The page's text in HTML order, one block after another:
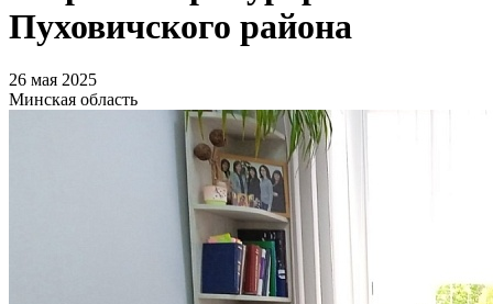
Пуховичского района
26 мая 2025
Минская область